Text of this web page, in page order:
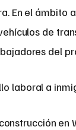
En el ámbito
de
del
en